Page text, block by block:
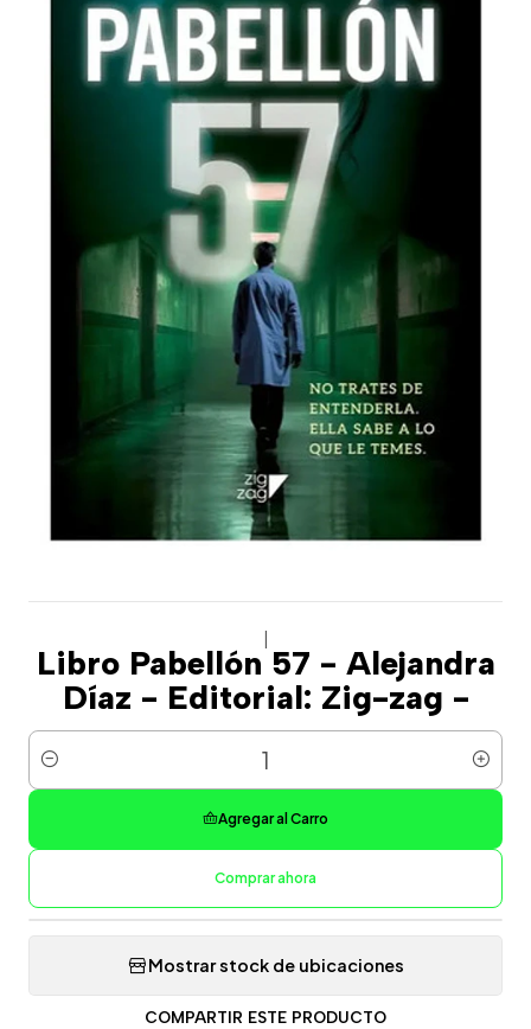
Libro Pabellón 57 - Alejandra
Díaz - Editorial: Zig-zag -
Cantidad
Agregar al Carro
Comprar ahora
Mostrar stock de ubicaciones
COMPARTIR ESTE PRODUCTO